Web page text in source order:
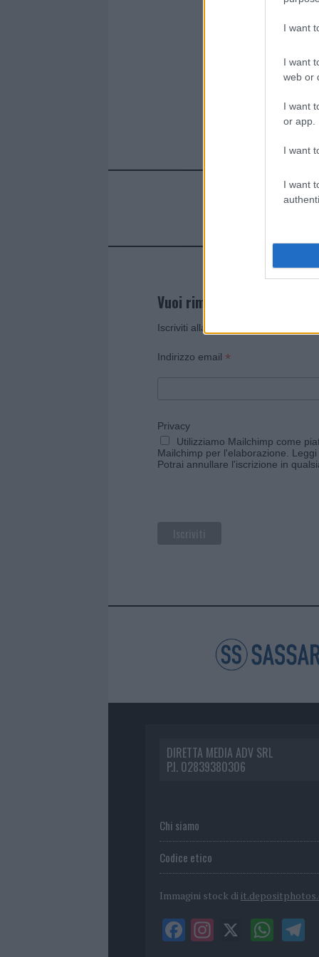
I want
I want
web or
I want
or app.
I want
I want
re
Vuoi rimanere sempre
Iscriviti alla newsletter di Gallura
Indirizzo email *
Privacy
Utilizziamo Mailchimp come
Mailchimp per l'elaborazione.
Potrai annullare l'iscrizione in
DIRETTA MEDIA ADV SRL
P.I. 02839380306
Chi siamo
Codice etico
Immagini stock di